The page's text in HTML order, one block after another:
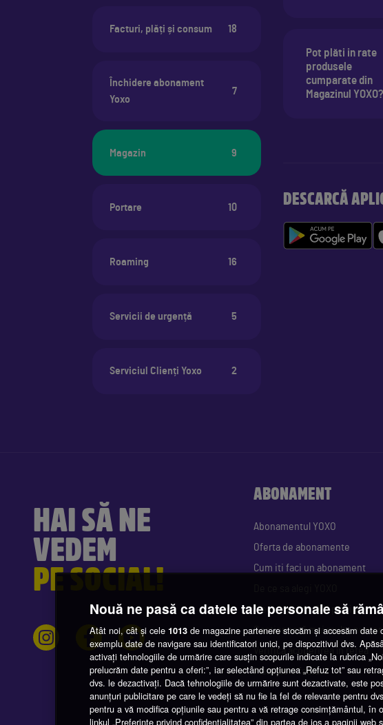
Facturi, plăți și consum 18
Închidere abonament
Yoxo
7
Magazin 9
Portare 10
Roaming 16
Servicii de urgență 5
Serviciul Clienți Yoxo 2
Pot plăti in rate
produsele
cumparate din
Magazinul YOXO?
DESCARCĂ
HAI SĂ NE
VEDEM
PE SOCIAL!
ABONAMENT
Abonamentul YOXO
Oferta de abonamente
Cum iti faci un abonament
Alege tipul de SIM potrivit
Gestionează mai multe
Verifică acoperirea în rețea
Plătește o factură
Nouă ne pasă ca datele tale personale să
Atât noi, cât și cele 1013 de magazine partenere stocăm și accesăm date
exemplu date de navigare sau identificatori unici, pe dispozitivul dvs.
activați tehnologiile de urmărire care susțin scopurile indicate la rubrica
prelucrăm date pentru a oferi:”, iar selectând opțiunea „Refuz tot” sau
dvs. le dezactivați. Dacă tehnologiile de urmărire sunt dezactivate, este
anunțuri publicitare pe care le vedeți să nu fie la fel de relevante pentru
pentru a vă modifica opțiunile sau pentru a vă retrage consimțământul, în
linkul „Preferințe privind confidențialitatea” din partea de jos a paginii web